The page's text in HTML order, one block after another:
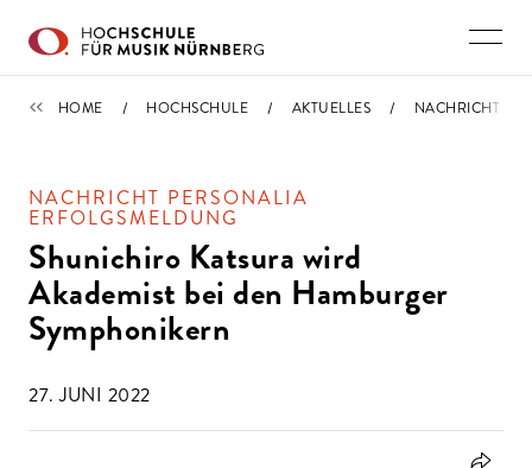
IMPORTIERT
HOME HOCHSCHULE AKTUELLES NACHRICHT
NACHRICHT PERSONALIA
ERFOLGSMELDUNG
Shunichiro Katsura wird
Akademist bei den Hamburger
Symphonikern
27. JUNI 2022